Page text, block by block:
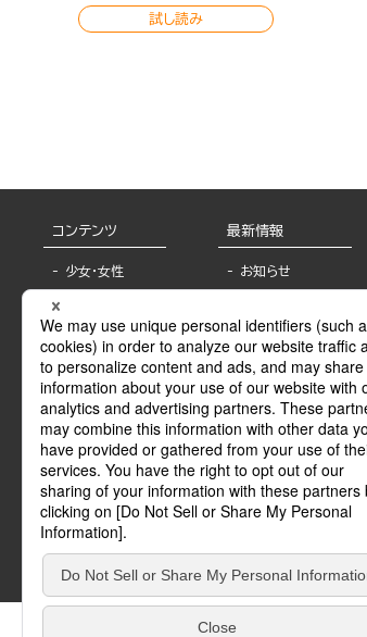
試し読み
コンテンツ
少女・女性
BL
ライトノベル
青年・一般
グラビア・写真
モーター誌
SPECIAL
Sublicense
最新情報
お知らせ
報
書店様へ
海外ライセンシー
公式SNSアカウ
ント
作家一覧
Keyword list
Author list